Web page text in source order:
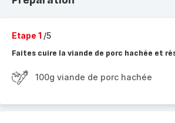
Etape 1 /5
Faites cuire la viande de porc hachée et
100g viande de porc hachée